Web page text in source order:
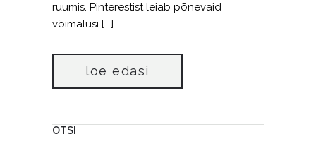
ruumis. Pinterestist leiab põnevaid
võimalusi [...]
loe edasi
OTSI